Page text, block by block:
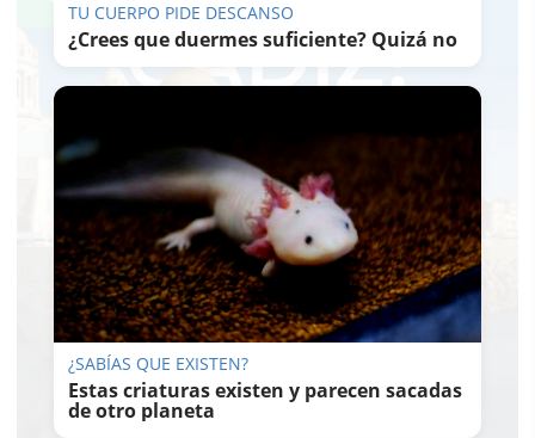
TU CUERPO PIDE DESCANSO
¿Crees que duermes suficiente? Quizá no
¿SABÍAS QUE EXISTEN?
Estas criaturas existen y parecen sacadas
de otro planeta